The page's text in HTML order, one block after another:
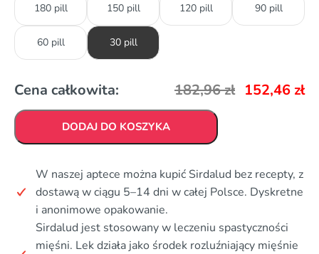
180 pill 150 pill 120 pill 90 pill
60 pill 30 pill
Cena całkowita: 182,96zł 152,46 zł
DODAJ DO KOSZYKA
W naszej aptece można kupić Sirdalud bez recepty, z
dostawą w ciągu 5–14 dni w całej Polsce. Dyskretne
i anonimowe opakowanie.
Sirdalud jest stosowany w leczeniu spastyczności
mięśni. Lek działa jako środek rozluźniający mięśnie